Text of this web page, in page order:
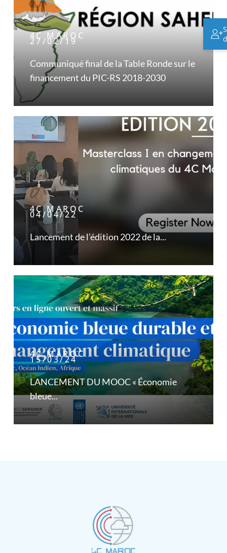
4C MAROC
27/02/19
Communiqué final de la Table Ronde sur le
financement du PIC-RS 2018-2030
4C MAROC
04/04/22
Lancement de l’édition 2022 de la...
4C MAROC
15/03/24
LANCEMENT DU MOOC « Économie
bleue...